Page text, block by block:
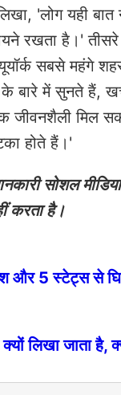
'लोग यही
रखता है।'
सबसे महंगे
के बारे में सुनते हैं,
जीवनशैली मिल
होते हैं।'
सोशल
करता है।
और 5 स्टेट्स से
लिखा जाता है,